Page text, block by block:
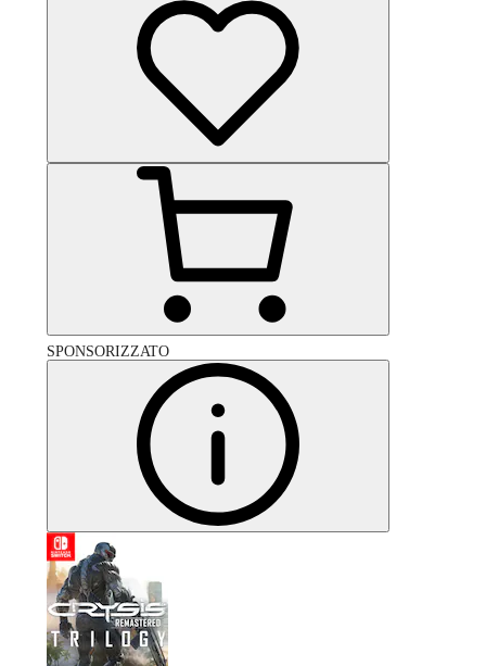
SPONSORIZZATO